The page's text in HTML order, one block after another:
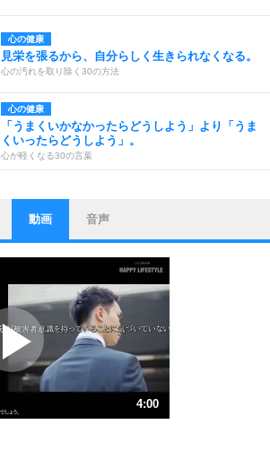
心の健康
見栄を張るから、自分らしく生きられなくなる。
心の汚れを取り除く30の方法
心の健康
「うまくいかなかったらどうしよう」より「うま
くいったらどうしよう」。
心が軽くなる30の言葉
ストレス対策
他人と比べない。
いっそのこと、他人を見ない。
いらいらしない人になる30の方法
プラス思考
ポジティブになれない原因は、行動しないから。
ポジティブ思考になる30の方法
ストレス対策
人生、なんとかなるもの。
気楽に生きる30の方法
動画 音声
4:00